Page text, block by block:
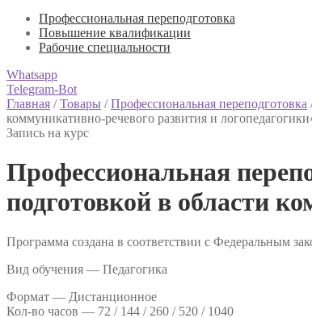
Профессиональная переподготовка
Повышение квалификации
Рабочие специальности
Whatsapp
Telegram-Bot
Главная /Товары /Профессиональная переподготовка
коммуникативно-речевого развития и
Запись на курс
Профессиональная
подготовкой в области
Программа создана в соответствии с Федеральным
Вид обучения — Педагогика
Формат — Дистанционное
Кол-во часов — 72 / 144 / 260 / 520 / 1040